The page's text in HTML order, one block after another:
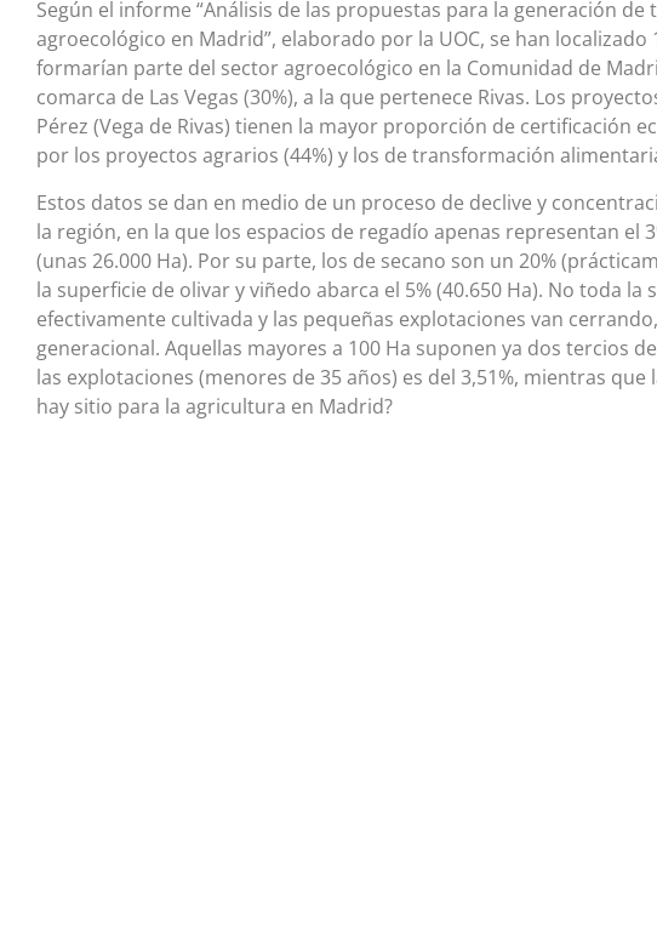
Según el informe “Análisis de las propuestas para la generación
agroecológico en Madrid”, elaborado por la UOC, se han
formarían parte del sector agroecológico en la Comunidad de
comarca de Las Vegas (30%), a la que pertenece Rivas. Los
Pérez (Vega de Rivas) tienen la mayor proporción de certificación
por los proyectos agrarios (44%) y los de transformación
Estos datos se dan en medio de un proceso de declive y
la región, en la que los espacios de regadío apenas representan el
(unas 26.000 Ha). Por su parte, los de secano son un 20%
la superficie de olivar y viñedo abarca el 5% (40.650 Ha). No toda la
efectivamente cultivada y las pequeñas explotaciones van
generacional. Aquellas mayores a 100 Ha suponen ya dos tercios
las explotaciones (menores de 35 años) es del 3,51%, mientras que
hay sitio para la agricultura en Madrid?